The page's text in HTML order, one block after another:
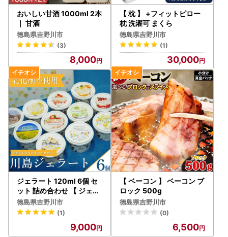
おいしい甘酒 1000ml 2本
｜ 甘酒
徳島県吉野川市
(3)
8,000
【 枕 】 +フィットピロー
枕 洗濯可 まくら
徳島県吉野川市
(1)
30,000
ジェラート 120ml 6個 セ
ット 詰め合わせ 【 ジェラ
ート 】
徳島県吉野川市
(1)
9,000
【 ベーコン 】 ベーコン ブ
ロック 500g
徳島県吉野川市
(0)
6,500